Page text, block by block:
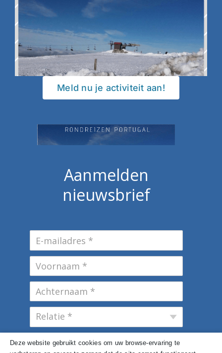
Meld nu je activiteit aan!
Aanmelden
nieuwsbrief
Inschrijven
Deze website gebruikt cookies om uw browse-ervaring te